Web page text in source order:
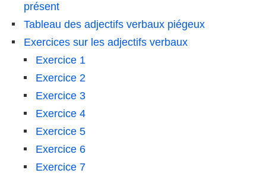
présent
Tableau des adjectifs verbaux piégeux
Exercices sur les adjectifs verbaux
Exercice 1
Exercice 2
Exercice 3
Exercice 4
Exercice 5
Exercice 6
Exercice 7